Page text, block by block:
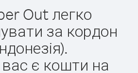
Out легко
за кордон
є кошти на